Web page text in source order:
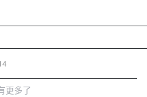
更多了